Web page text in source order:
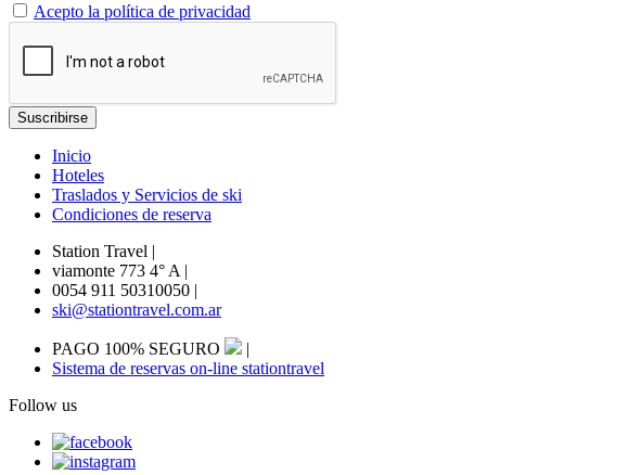
Acepto la política de privacidad
Inicio
Hoteles
Traslados y Servicios de ski
Condiciones de reserva
Station Travel |
viamonte 773 4° A |
0054 911 50310050 |
ski@stationtravel.com.ar
PAGO 100% SEGURO
|
Sistema de reservas on-line stationtravel
Follow us